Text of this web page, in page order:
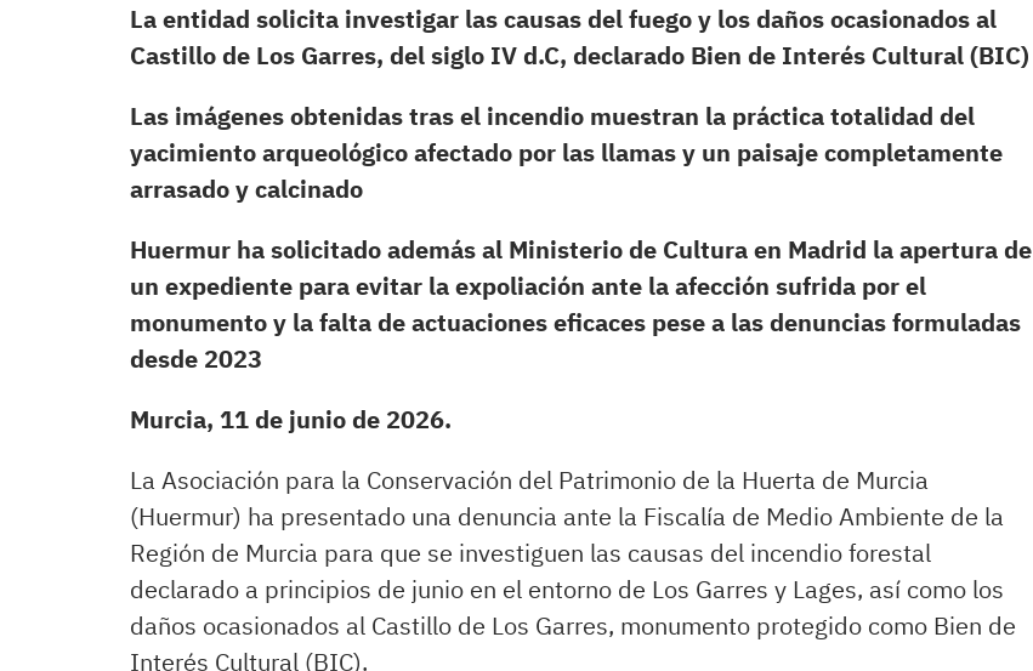
La entidad solicita investigar las causas del fuego y los daños ocasionados al
Castillo de Los Garres, del siglo IV d.C, declarado Bien de Interés Cultural (BIC)
Las imágenes obtenidas tras el incendio muestran la práctica totalidad del
yacimiento arqueológico afectado por las llamas y un paisaje completamente
arrasado y calcinado
Huermur ha solicitado además al Ministerio de Cultura en Madrid la apertura de
un expediente para evitar la expoliación ante la afección sufrida por el
monumento y la falta de actuaciones eficaces pese a las denuncias formuladas
desde 2023
Murcia, 11 de junio de 2026.
La Asociación para la Conservación del Patrimonio de la Huerta de Murcia
(Huermur) ha presentado una denuncia ante la Fiscalía de Medio Ambiente de la
Región de Murcia para que se investiguen las causas del incendio forestal
declarado a principios de junio en el entorno de Los Garres y Lages, así como los
daños ocasionados al Castillo de Los Garres, monumento protegido como Bien de
Interés Cultural (BIC).